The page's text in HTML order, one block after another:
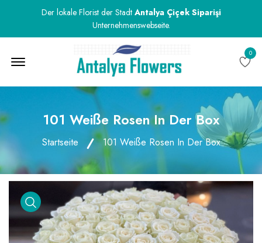
Der lokale Florist der Stadt Antalya Çiçek Siparişi
Unternehmenswebseite.
0
101 Weiße Rosen In Der Box
Startseite 101 Weiße Rosen In Der Box